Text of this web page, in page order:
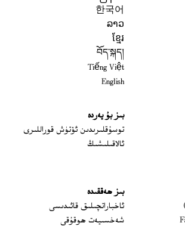
한국어
ລາວ
ខ្មែរ
བོད་སྐད།
Tiếng Việt
English
بىز بۇ يەردە
توسۇقلىرىدىن ئۆتۈش قوراللىرى
ئالاقىلىشىڭ
Opens in new window
Opens in new window
بىز ھەققىدە
ئاخباراتچىلىق قائىدىسى
شەخسىيەت ھوقۇقى